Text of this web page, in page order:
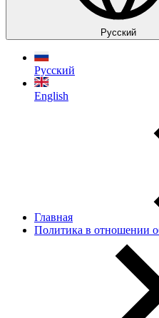
Руccкий
Руccкий
English
Главная
Политика в отношении